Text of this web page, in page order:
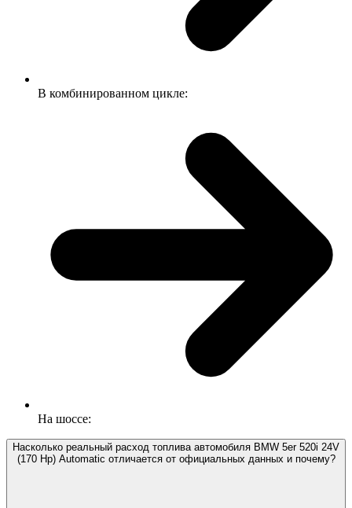
В комбинированном цикле:
На шоссе:
Насколько реальный расход топлива автомобиля BMW 5er 520i 24V
(170 Hp) Automatic отличается от официальных данных и почему?